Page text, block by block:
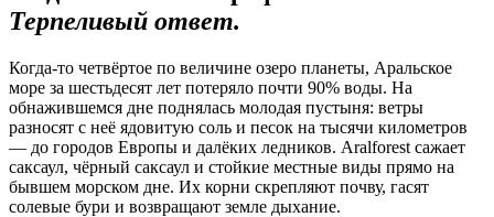
Терпеливый ответ.
Когда-то четвёртое по величине озеро планеты, Аральское
море за шестьдесят лет потеряло почти 90% воды. На
обнажившемся дне поднялась молодая пустыня: ветры
разносят с неё ядовитую соль и песок на тысячи километров
— до городов Европы и далёких ледников. Aralforest сажает
саксаул, чёрный саксаул и стойкие местные виды прямо на
бывшем морском дне. Их корни скрепляют почву, гасят
солевые бури и возвращают земле дыхание.